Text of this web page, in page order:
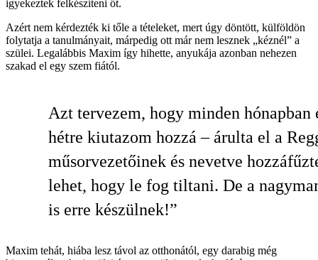
igyekeztek felkészíteni őt.
Azért nem kérdezték ki tőle a tételeket, mert úgy döntött, külföldön
folytatja a tanulmányait, márpedig ott már nem lesznek „kéznél” a
szülei. Legalábbis Maxim így hihette, anyukája azonban nehezen
szakad el egy szem fiától.
Azt tervezem, hogy minden hónapban
hétre kiutazom hozzá – árulta el a
műsorvezetőinek és nevetve
lehet, hogy le fog tiltani. De a
is erre készülnek!”
Maxim tehát, hiába lesz távol az otthonától, egy darabig még